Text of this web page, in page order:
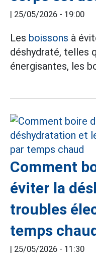
| 25/05/2026 - 19:00
Les boissons à
déshydraté, telles
énergisantes, les
Comment
éviter la
troubles
temps
| 25/05/2026 - 11:30